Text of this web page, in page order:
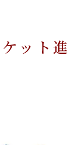
ット進